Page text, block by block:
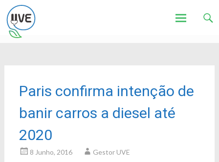
Paris confirma intenção de
banir carros a diesel até
2020
8 Junho, 2016 Gestor UVE